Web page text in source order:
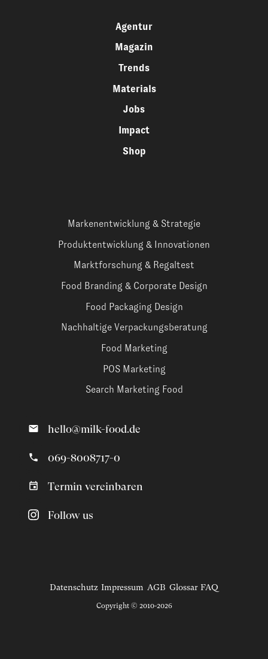
Agentur
Magazin
Trends
Materials
Jobs
Impact
Shop
Markenentwicklung & Strategie
Produktentwicklung & Innovationen
Marktforschung & Regaltest
Food Branding & Corporate Design
Food Packaging Design
Nachhaltige Verpackungsberatung
Food Marketing
POS Marketing
Search Marketing Food
hello@milk-food.de
069-8008717-0
Termin vereinbaren
Follow us
Datenschutz Impressum AGB Glossar FAQ
Copyright © 2010-2026